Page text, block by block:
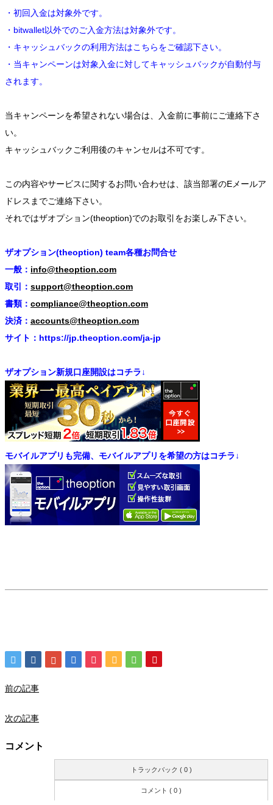
・初回入金は対象外です。
・bitwallet以外でのご入金方法は対象外です。
・キャッシュバックの利用方法はこちらをご確認下さい。
・当キャンペーンは対象入金に対してキャッシュバックが自動付与
されます。
当キャンペーンを希望されない場合は、入金前に事前にご連絡下さ
い。
キャッシュバックご利用後のキャンセルは不可です。
この内容やサービスに関するお問い合わせは、該当部署のEメールア
ドレスまでご連絡下さい。
それではザオプション(theoption)でのお取引をお楽しみ下さい。
ザオプション(theoption) team各種お問合せ
一般： info@theoption.com
取引： support@theoption.com
書類： compliance@theoption.com
決済： accounts@theoption.com
サイト：https://jp.theoption.com/ja-jp
ザオプション新規口座開設はコチラ↓
モバイルアプリも完備、モバイルアプリを希望の方はコチラ↓
前の記事
次の記事
コメント
トラックバック ( 0 )
コメント ( 0 )